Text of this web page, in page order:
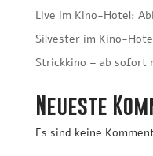
Live im Kino-Hotel:
Silvester im Kino-
Strickkino – ab sofort
Neueste
Es sind keine